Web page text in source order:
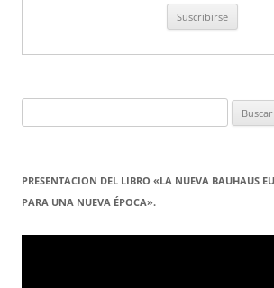
PRESENTACION DEL LIBRO «LA NUEVA BAUHAUS
PARA UNA NUEVA ÉPOCA».